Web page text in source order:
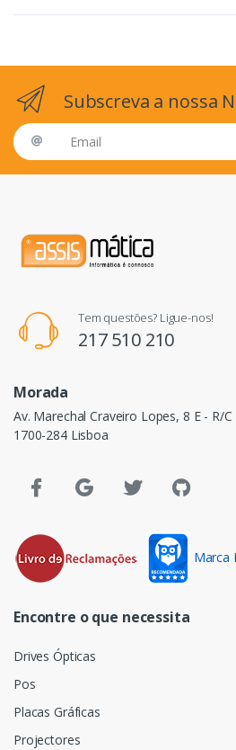
Subscreva a nossa
Email address
Tem questões? Ligue-nos!
217 510 210
Morada
Av. Marechal Craveiro Lopes, 8 E - R/C
1700-284 Lisboa
Marca
Encontre o que necessita
Drives Ópticas
Pos
Placas Gráficas
Projectores